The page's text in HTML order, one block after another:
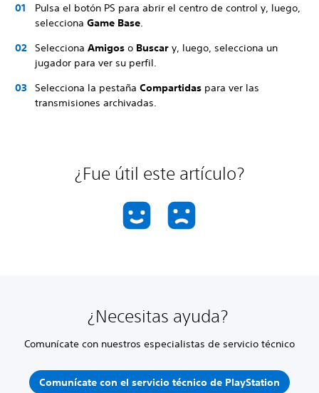
Pulsa el botón PS para abrir el centro de control y, luego,
selecciona Game Base.
Selecciona Amigos o Buscar y, luego, selecciona un
jugador para ver su perfil.
Selecciona la pestaña Compartidas para ver las
transmisiones archivadas.
¿Fue útil este artículo?
¿Necesitas ayuda?
Comunícate con nuestros especialistas de servicio técnico
Comunícate con el servicio técnico de PlayStation